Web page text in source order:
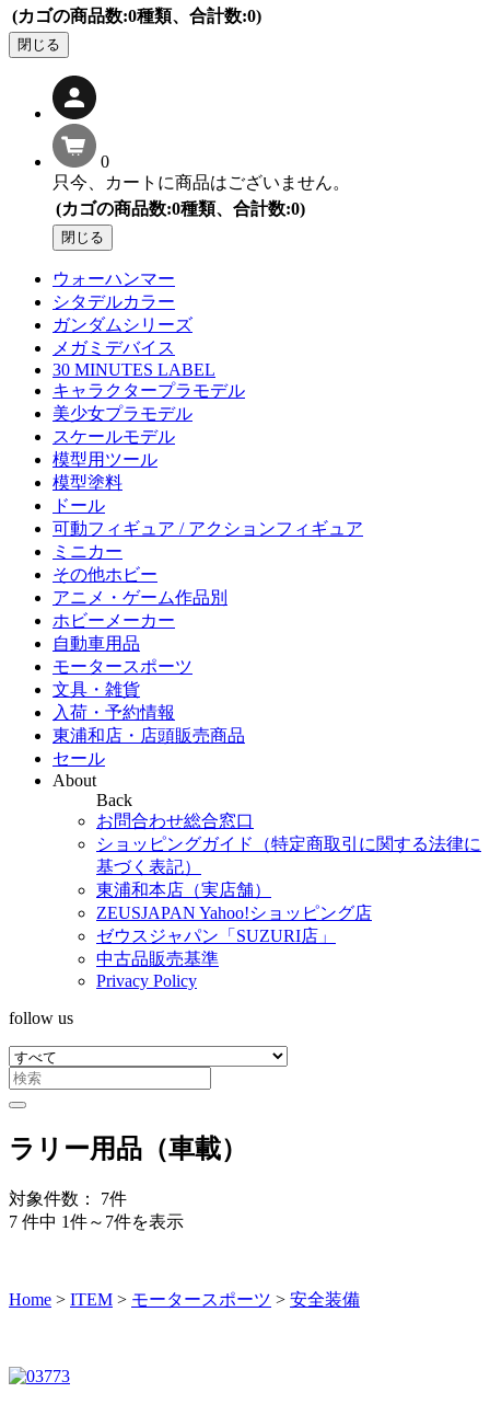
(カゴの商品数:0種類、合計数:0)
閉じる
0
只今、カートに商品はございません。
(カゴの商品数:0種類、合計数:0)
閉じる
ウォーハンマー
シタデルカラー
ガンダムシリーズ
メガミデバイス
30 MINUTES LABEL
キャラクタープラモデル
美少女プラモデル
スケールモデル
模型用ツール
模型塗料
ドール
可動フィギュア / アクションフィギュア
ミニカー
その他ホビー
アニメ・ゲーム作品別
ホビーメーカー
自動車用品
モータースポーツ
文具・雑貨
入荷・予約情報
東浦和店・店頭販売商品
セール
About
Back
お問合わせ総合窓口
ショッピングガイド（特定商取引に関する法律に
基づく表記）
東浦和本店（実店舗）
ZEUSJAPAN Yahoo!ショッピング店
ゼウスジャパン「SUZURI店」
中古品販売基準
Privacy Policy
follow us
ラリー用品（車載）
対象件数： 7件
7 件中 1件～7件を表示
Home > ITEM > モータースポーツ > 安全装備